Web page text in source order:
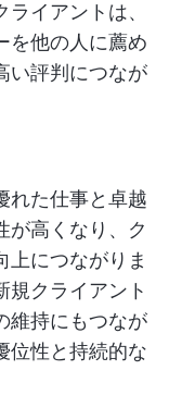
イアントは、
を他の人に薦め
い評判につなが
れた仕事と卓越
が高くなり、ク
上につながりま
規クライアント
維持にもつなが
位性と持続的な